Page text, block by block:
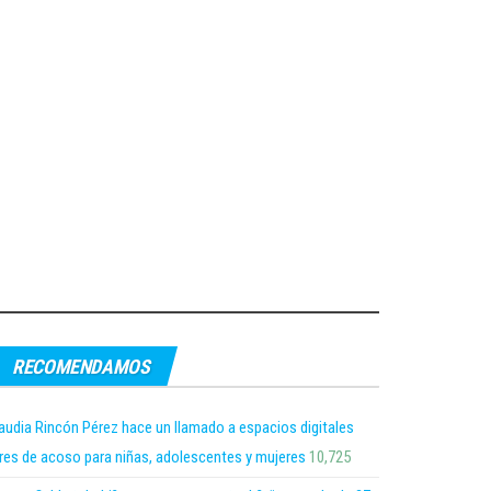
RECOMENDAMOS
Rincón Pérez hace un llamado a espacios digitales
de acoso para niñas, adolescentes y mujeres 10,725